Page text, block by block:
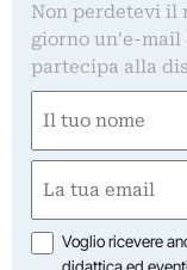
Non perdetevi il
giorno un'e-mail
partecipa alla
(Required)
First
(Required)
Opzioni
Voglio ricevere